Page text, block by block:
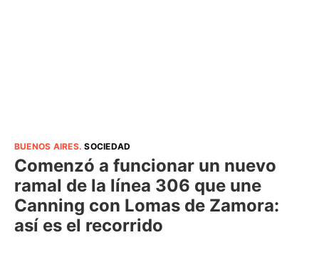
BUENOS AIRES.SOCIEDAD
Comenzó a funcionar un nuevo
ramal de la línea 306 que une
Canning con Lomas de Zamora:
así es el recorrido